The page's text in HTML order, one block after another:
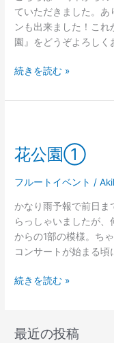
ていただきました。
ンも出来ました！こ
園』をどうぞよろし
続きを読む »
花公園①
フルートイベント /
かなり雨予報で前日ま
らっしゃいましたが
からの1部の模様。ち
コンサートが始まる
園
続きを読む »
最近の投稿